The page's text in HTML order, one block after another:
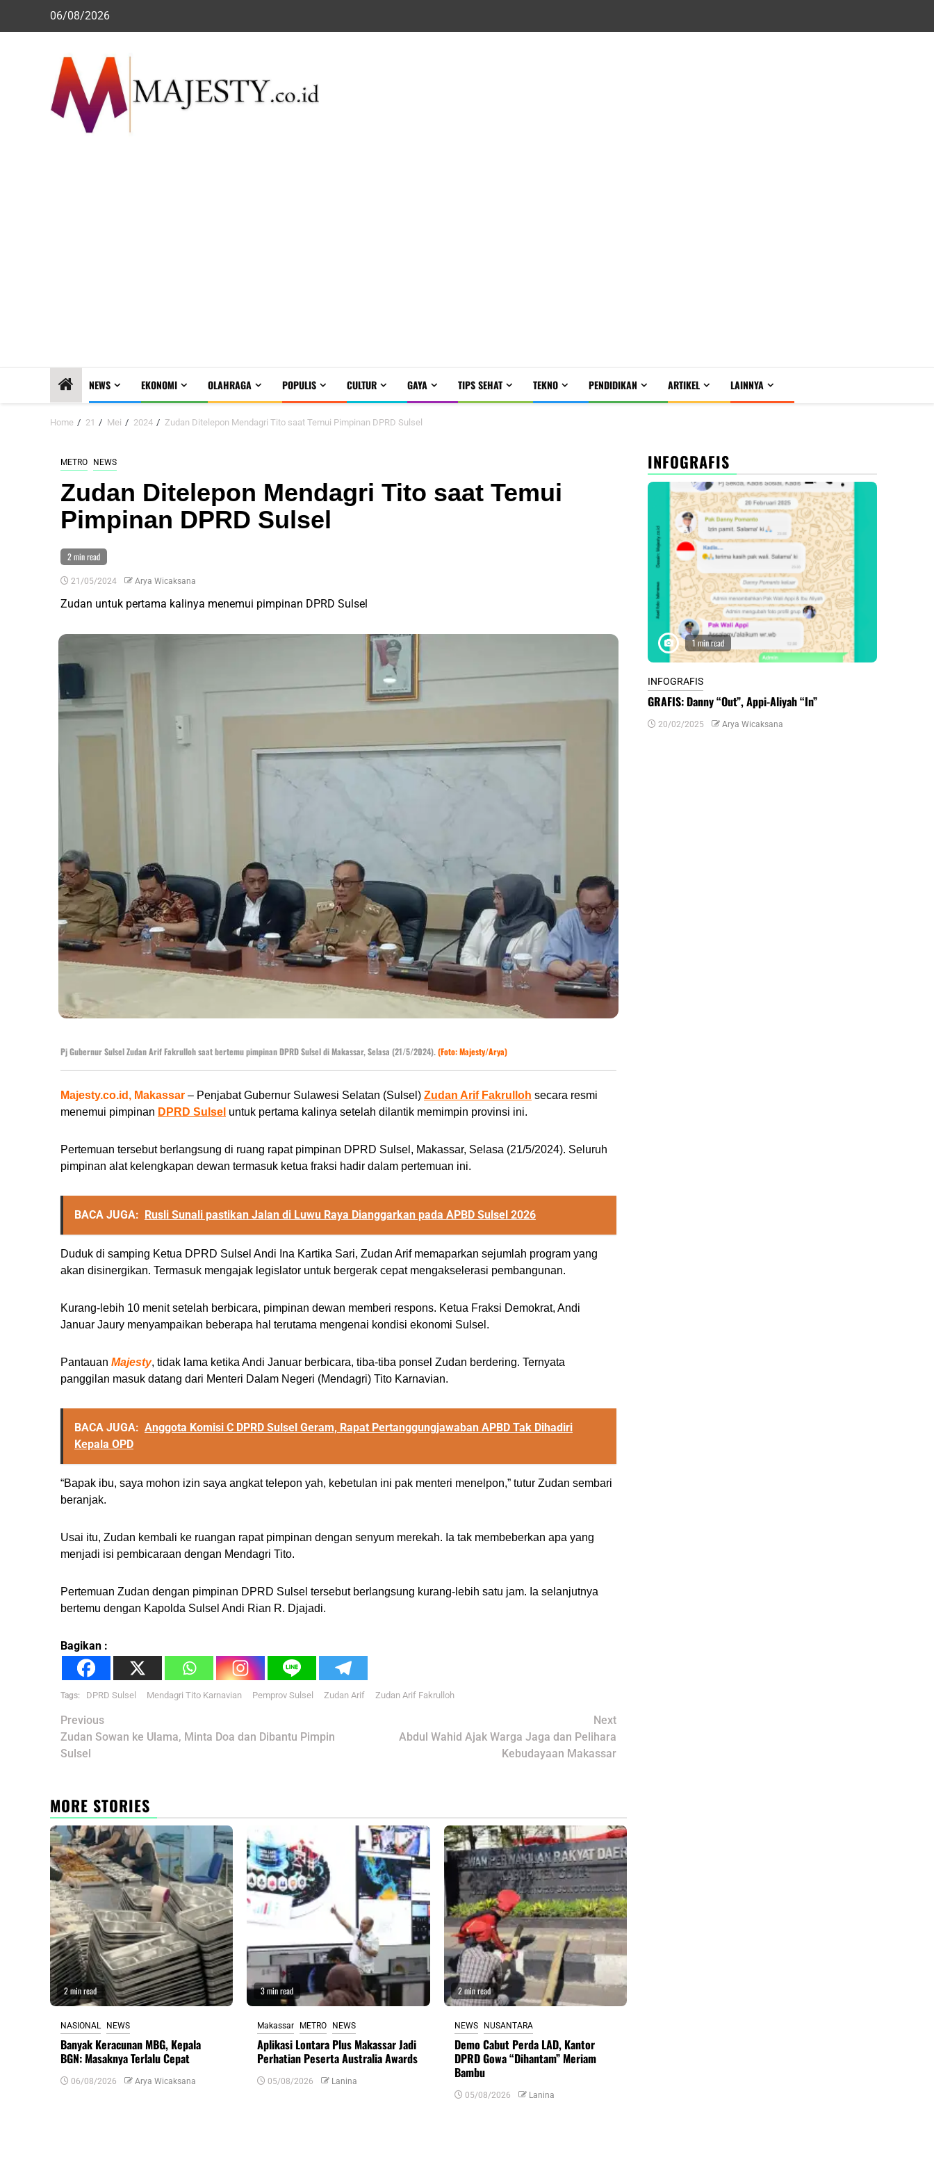
06/08/2026
NEWS EKONOMI OLAHRAGA POPULIS CULTUR GAYA TIPS SEHAT TEKNO PENDIDIKAN ARTIKEL LAINNYA
Home 21 Mei 2024 Zudan Ditelepon Mendagri Tito saat Temui Pimpinan DPRD Sulsel
METRO NEWS
Zudan Ditelepon Mendagri Tito saat Temui
Pimpinan DPRD Sulsel
2 min read
21/05/2024 Arya Wicaksana
Zudan untuk pertama kalinya menemui pimpinan DPRD Sulsel
Pj Gubernur Sulsel Zudan Arif Fakrulloh saat bertemu pimpinan DPRD Sulsel di Makassar, Selasa (21/5/2024).(Foto: Majesty/Arya)
Majesty.co.id, Makassar – Penjabat Gubernur Sulawesi Selatan (Sulsel) Zudan Arif Fakrulloh secara resmi
menemui pimpinan DPRD Sulsel untuk pertama kalinya setelah dilantik memimpin provinsi ini.
Pertemuan tersebut berlangsung di ruang rapat pimpinan DPRD Sulsel, Makassar, Selasa (21/5/2024). Seluruh
pimpinan alat kelengkapan dewan termasuk ketua fraksi hadir dalam pertemuan ini.
BACA JUGA: Rusli Sunali pastikan Jalan di Luwu Raya Dianggarkan pada APBD Sulsel 2026
Duduk di samping Ketua DPRD Sulsel Andi Ina Kartika Sari, Zudan Arif memaparkan sejumlah program yang
akan disinergikan. Termasuk mengajak legislator untuk bergerak cepat mengakselerasi pembangunan.
Kurang-lebih 10 menit setelah berbicara, pimpinan dewan memberi respons. Ketua Fraksi Demokrat, Andi
Januar Jaury menyampaikan beberapa hal terutama mengenai kondisi ekonomi Sulsel.
Pantauan Majesty, tidak lama ketika Andi Januar berbicara, tiba-tiba ponsel Zudan berdering. Ternyata
panggilan masuk datang dari Menteri Dalam Negeri (Mendagri) Tito Karnavian.
BACA JUGA: Anggota Komisi C DPRD Sulsel Geram, Rapat Pertanggungjawaban APBD Tak Dihadiri
Kepala OPD
“Bapak ibu, saya mohon izin saya angkat telepon yah, kebetulan ini pak menteri menelpon,” tutur Zudan sembari
beranjak.
Usai itu, Zudan kembali ke ruangan rapat pimpinan dengan senyum merekah. Ia tak membeberkan apa yang
menjadi isi pembicaraan dengan Mendagri Tito.
Pertemuan Zudan dengan pimpinan DPRD Sulsel tersebut berlangsung kurang-lebih satu jam. Ia selanjutnya
bertemu dengan Kapolda Sulsel Andi Rian R. Djajadi.
Bagikan :
Tags: DPRD Sulsel Mendagri Tito Karnavian Pemprov Sulsel Zudan Arif Zudan Arif Fakrulloh
Post
navigation
Previous
Zudan Sowan ke Ulama, Minta Doa dan Dibantu Pimpin
Sulsel
Next
Abdul Wahid Ajak Warga Jaga dan Pelihara
Kebudayaan Makassar
MORE STORIES
2 min read
NASIONAL NEWS
Banyak Keracunan MBG, Kepala
BGN: Masaknya Terlalu Cepat
06/08/2026 Arya Wicaksana
3 min read
Makassar METRO NEWS
Aplikasi Lontara Plus Makassar Jadi
Perhatian Peserta Australia Awards
05/08/2026 Lanina
2 min read
NEWS NUSANTARA
Demo Cabut Perda LAD, Kantor
DPRD Gowa “Dihantam” Meriam
Bambu
05/08/2026 Lanina
INFOGRAFIS
1 min read
INFOGRAFIS
GRAFIS: Danny “Out”, Appi-Aliyah “In”
20/02/2025 Arya Wicaksana